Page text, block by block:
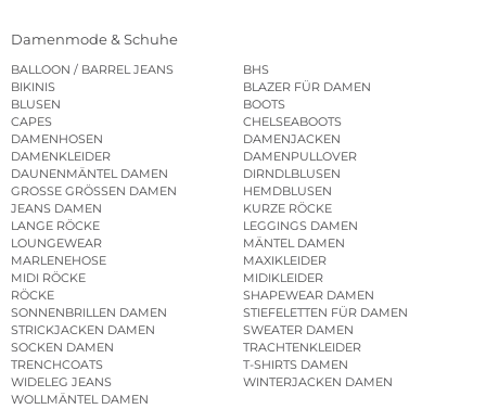
Damenmode & Schuhe
BALLOON / BARREL JEANS
BHS
BIKINIS
BLAZER FÜR DAMEN
BLUSEN
BOOTS
CAPES
CHELSEABOOTS
DAMENHOSEN
DAMENJACKEN
DAMENKLEIDER
DAMENPULLOVER
DAUNENMÄNTEL DAMEN
DIRNDLBLUSEN
GROSSE GRÖSSEN DAMEN
HEMDBLUSEN
JEANS DAMEN
KURZE RÖCKE
LANGE RÖCKE
LEGGINGS DAMEN
LOUNGEWEAR
MÄNTEL DAMEN
MARLENEHOSE
MAXIKLEIDER
MIDI RÖCKE
MIDIKLEIDER
RÖCKE
SHAPEWEAR DAMEN
SONNENBRILLEN DAMEN
STIEFELETTEN FÜR DAMEN
STRICKJACKEN DAMEN
SWEATER DAMEN
SOCKEN DAMEN
TRACHTENKLEIDER
TRENCHCOATS
T-SHIRTS DAMEN
WIDELEG JEANS
WINTERJACKEN DAMEN
WOLLMÄNTEL DAMEN